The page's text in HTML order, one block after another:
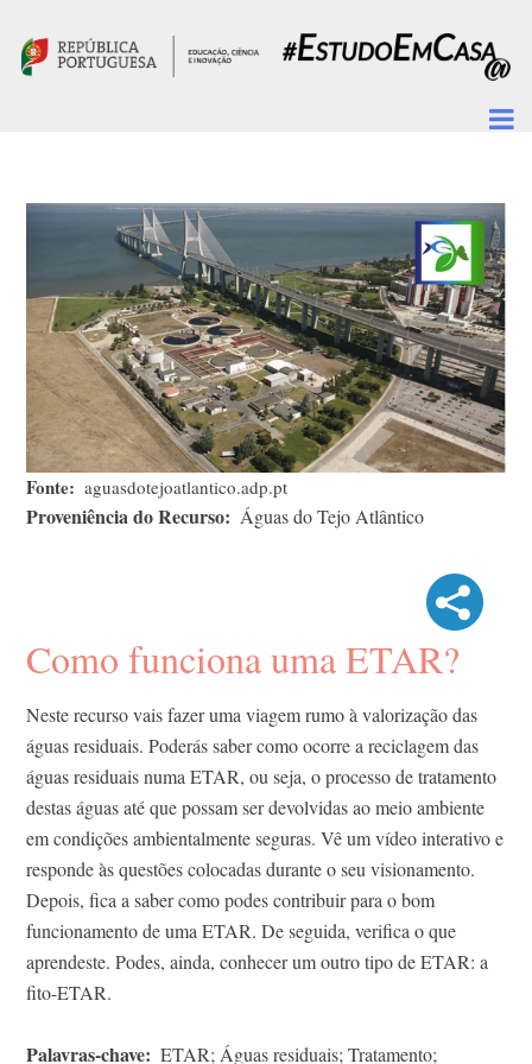
Fonte aguasdotejoatlantico.adp.pt
Proveniência do Recurso Águas do Tejo Atlântico
Como funciona uma ETAR?
Neste recurso vais fazer uma viagem rumo à valorização das
águas residuais. Poderás saber como ocorre a reciclagem das
águas residuais numa ETAR, ou seja, o processo de tratamento
destas águas até que possam ser devolvidas ao meio ambiente
em condições ambientalmente seguras. Vê um vídeo interativo e
responde às questões colocadas durante o seu visionamento.
Depois, fica a saber como podes contribuir para o bom
funcionamento de uma ETAR. De seguida, verifica o que
aprendeste. Podes, ainda, conhecer um outro tipo de ETAR: a
fito-ETAR.
Palavras-chave ETAR; Águas residuais; Tratamento;